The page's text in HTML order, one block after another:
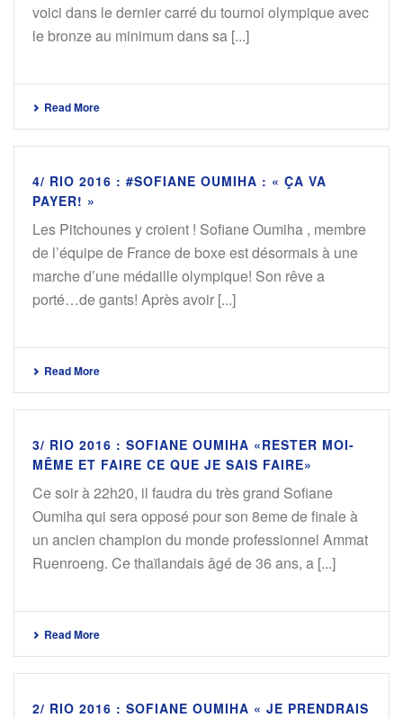
voici dans le dernier carré du tournoi olympique avec
le bronze au minimum dans sa [...]
Read More
4/ RIO 2016 : #SOFIANE OUMIHA : « ÇA VA
PAYER! »
Les Pitchounes y croient ! Sofiane Oumiha , membre
de l’équipe de France de boxe est désormais à une
marche d’une médaille olympique! Son rêve a
porté…de gants! Après avoir [...]
Read More
3/ RIO 2016 : SOFIANE OUMIHA «RESTER MOI-
MÊME ET FAIRE CE QUE JE SAIS FAIRE»
Ce soir à 22h20, il faudra du très grand Sofiane
Oumiha qui sera opposé pour son 8eme de finale à
un ancien champion du monde professionnel Ammat
Ruenroeng. Ce thaïlandais âgé de 36 ans, a [...]
Read More
2/ RIO 2016 : SOFIANE OUMIHA « JE PRENDRAIS